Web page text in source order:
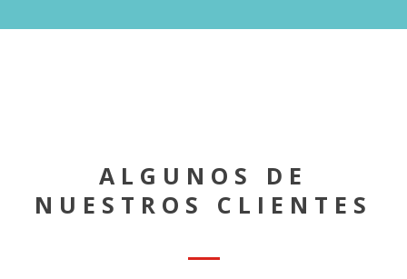
ALGUNOS DE
NUESTROS CLIENTES